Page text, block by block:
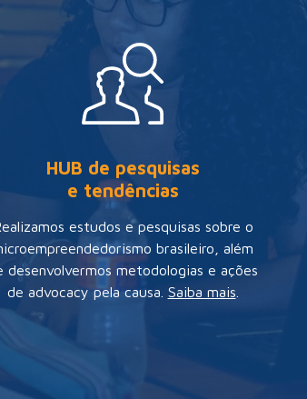
HUB de pesquisas
e tendências
estudos e pesquisas sobre o
brasileiro, além
desenvolvermos metodologias e ações
de advocacy pela causa. Saiba mais